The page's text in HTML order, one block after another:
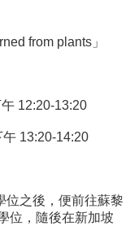
from plants」
12:20-13:20
午 13:20-14:20
位之後，便前往蘇黎
位，隨後在新加坡